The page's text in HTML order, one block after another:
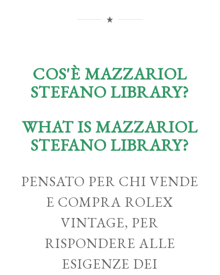
COS'È MAZZARIOL
STEFANO LIBRARY?
WHAT IS MAZZARIOL
STEFANO LIBRARY?
PENSATO PER CHI VENDE
E COMPRA ROLEX
VINTAGE, PER
RISPONDERE ALLE
ESIGENZE DEI